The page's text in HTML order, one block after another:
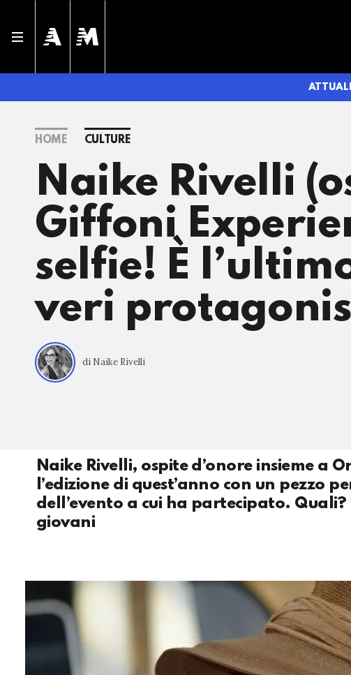
HOME CULTURE
Naike Rivelli
Giffoni
selfie! È
veri
di Naike Rivelli
Naike Rivelli, ospite d’onore insieme a
l’edizione di quest’anno con un pezzo
dell’evento a cui ha partecipato.
giovani